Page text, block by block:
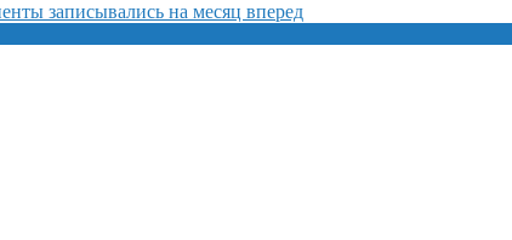
записывались на месяц вперед